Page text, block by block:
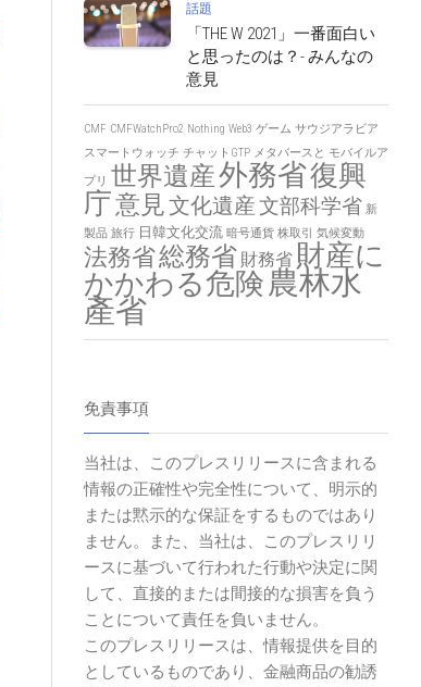
話題
「THE W 2021」一番面白い
と思ったのは？- みんなの
意見
CMF CMFWatchPro2 Nothing Web3 ゲーム サウジアラビア
スマートウォッチ チャットGTP メタバースと モバイルア
プリ 世界遺産外務省復興
庁意見文化遺産文部科学省 新
製品 旅行 日韓文化交流 暗号通貨 株取引 気候変動
法務省総務省 財務省 財産に
かかわる危険農林水
產省
免責事項
当社は、このプレスリリースに含まれる
情報の正確性や完全性について、明示的
または黙示的な保証をするものではあり
ません。また、当社は、このプレスリリ
ースに基づいて行われた行動や決定に関
して、直接的または間接的な損害を負う
ことについて責任を負いません。
このプレスリリースは、情報提供を目的
としているものであり、金融商品の勧誘